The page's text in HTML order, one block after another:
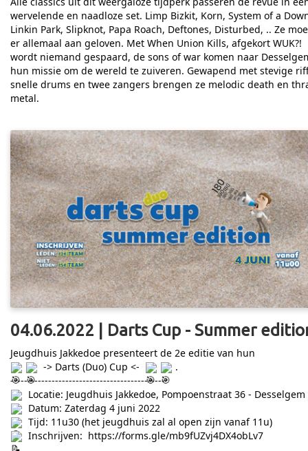
wervelende en naadloze set. Limp Bizkit, Korn, System of a
Linkin Park, Slipknot, Papa Roach, Deftones, Disturbed, .. Ze
er allemaal aan geloven. Met When Union Kills, afgekort WUK?!
wordt niemand gespaard, de sons of war komen naar
hun missie om de wereld te zuiveren. Gewapend met stevige
snelle drums en twee zangers brengen ze melodic death en
metal.
04.06.2022 | Darts Cup - Summer
Jeugdhuis Jakkedoe presenteert de 2e editie van hun
-> Darts (Duo) Cup <-
.
---------------------------------------------
Locatie: Jeugdhuis Jakkedoe, Pompoenstraat 36 - Desselgem
Datum: Zaterdag 4 juni 2022
Tijd: 11u30 (het jeugdhuis zal al open zijn vanaf 11u)
Inschrijven: https://forms.gle/mb9fUZvj4DX4obLv7